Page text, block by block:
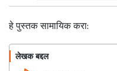
हे पुस्तक सामायिक करा:
लेखक बद्दल